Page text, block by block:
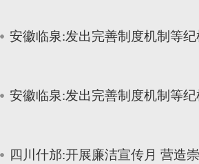
安徽临泉:发出完善制度机制等
安徽临泉:发出完善制度机制等
四川什邡:开展廉洁宣传月 营造